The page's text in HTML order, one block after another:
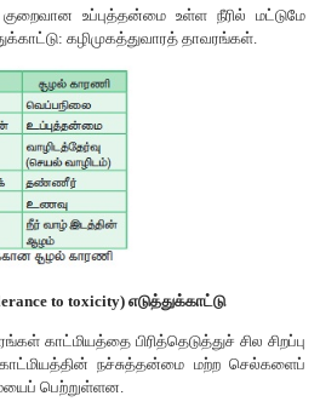
விளைவுகள்:
செயல்பாட்டைப்
CO மற்றும் O